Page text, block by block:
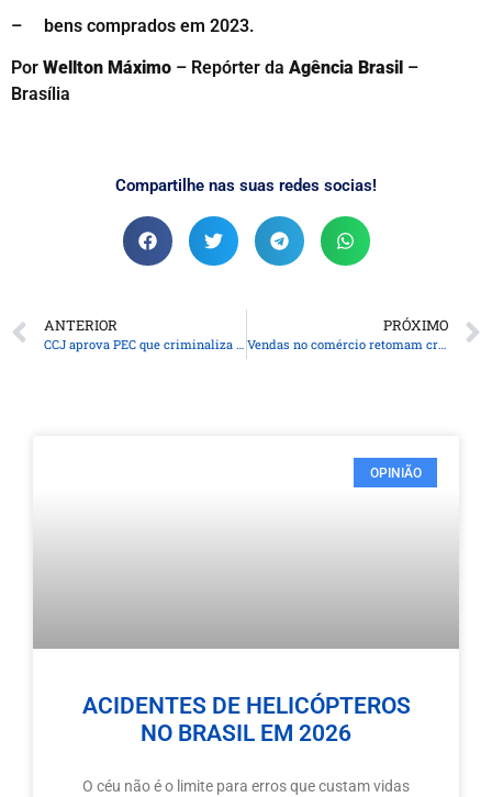
– bens comprados em 2023.
Por Wellton Máximo – Repórter da Agência Brasil –
Brasília
Compartilhe nas suas redes socias!
ANTERIOR
CCJ aprova PEC que criminaliza posse de qualquer quantidade de droga
PRÓXIMO
Vendas no comércio retomam crescimento e têm alta de 2,5% em janeiro
OPINIÃO
ACIDENTES DE HELICÓPTEROS
NO BRASIL EM 2026
O céu não é o limite para erros que custam vidas